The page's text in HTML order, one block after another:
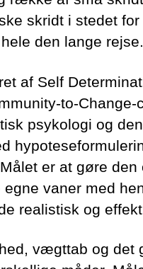
skridt i stedet for
den lange rejse.
af Self
to-Change-
psykologi og den
er at gøre den
vaner med
realistisk og
vægttab og det